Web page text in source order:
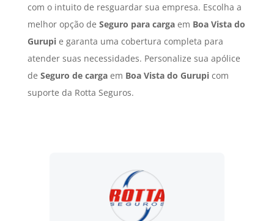
com o intuito de resguardar sua empresa. Escolha a
melhor opção de Seguro para cargaem Boa Vista do
Gurupie garanta uma cobertura completa para
atender suas necessidades. Personalize sua apólice
de Seguro de cargaem Boa Vista do Gurupicom
suporte da Rotta Seguros.